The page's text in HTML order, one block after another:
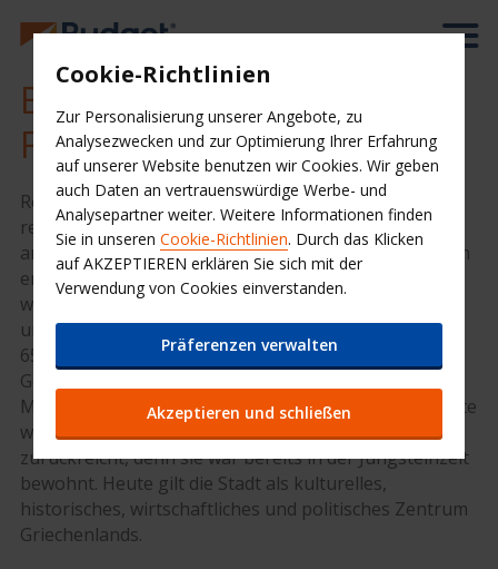
Billiger Mietwagen
Flughafen Athen (ATH)
Reserviere jetzt über die Schnellbuchung auf der
rechten Seite schnell und einfach Deinen Mietwagen
am Flughafen Athen! Die geschichtsreiche Stadt Athen
erkundest Du am besten, indem Du ein Auto mietest,
weil es so viel zu sehen gibt, dass dies zu Fuß
unmöglich wäre. Athen ist eine moderne Stadt mit ca.
655.000 Einwohnern. Wenn man die umliegenden
Gebiete miteinbezieht, sind es sogar mehr als 3
Millionen Einwohner. Athen ist eine der ältesten Städte
weltweit, deren Geschichte mehr als 3.400 Jahre
zurückreicht, denn sie war bereits in der Jungsteinzeit
bewohnt. Heute gilt die Stadt als kulturelles,
historisches, wirtschaftliches und politisches Zentrum
Griechenlands.
Cookie-Richtlinien
Zur Personalisierung unserer Angebote, zu
Analysezwecken und zur Optimierung Ihrer Erfahrung
auf unserer Website benutzen wir Cookies. Wir geben
auch Daten an vertrauenswürdige Werbe- und
Analysepartner weiter. Weitere Informationen finden
Sie in unseren Cookie-Richtlinien. Durch das Klicken
auf AKZEPTIEREN erklären Sie sich mit der
Verwendung von Cookies einverstanden.
Präferenzen verwalten
Akzeptieren und schließen